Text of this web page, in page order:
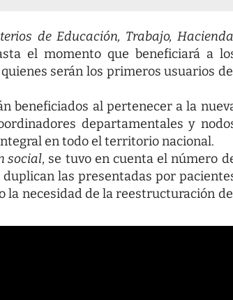
de Educación, Trabajo, Hacienda
el momento que beneficiará a
serán los primeros usuarios
beneficiados al pertenecer a la
departamentales y
en todo el territorio nacional.
social, se tuvo en cuenta el número
las presentadas por
necesidad de la reestructuración